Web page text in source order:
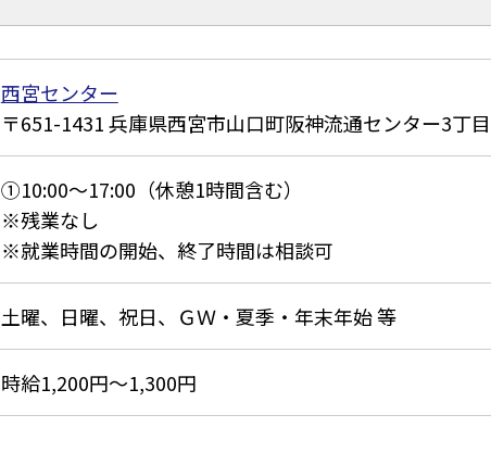
西宮センター
651-1431兵庫県西宮市山口町阪神流通センター3丁
①10:00～17:00（休憩1時間含む）
※残業なし
※就業時間の開始、終了時間は相談可
土曜、日曜、祝日、ＧＷ・夏季・年末年始 等
時給1,200円～1,300円